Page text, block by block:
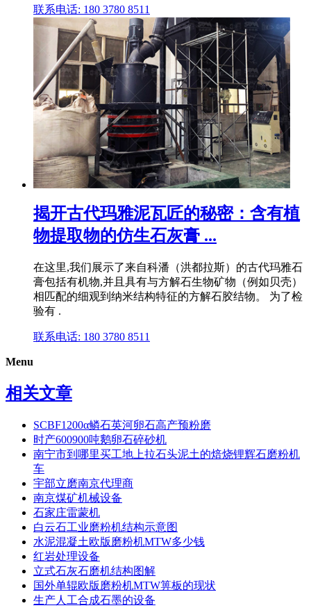
联系电话: 180 3780 8511
揭开古代玛雅泥瓦匠的秘密：含有植
物提取物的仿生石灰膏 ...
在这里,我们展示了来自科潘（洪都拉斯）的古代玛雅石
膏包括有机物,并且具有与方解石生物矿物（例如贝壳）
相匹配的细观到纳米结构特征的方解石胶结物。 为了检
验有 .
联系电话: 180 3780 8511
Menu
相关文章
SCBF1200α鳞石英河卵石高产预粉磨
时产600900吨鹅卵石碎砂机
南宁市到哪里买工地上拉石头泥土的焙烧锂辉石磨粉机
车
宇部立磨南京代理商
南京煤矿机械设备
石家庄雷蒙机
白云石工业磨粉机结构示意图
水泥混凝土欧版磨粉机MTW多少钱
红岩处理设备
立式石灰石磨机结构图解
国外单辊欧版磨粉机MTW箅板的现状
生产人工合成石墨的设备